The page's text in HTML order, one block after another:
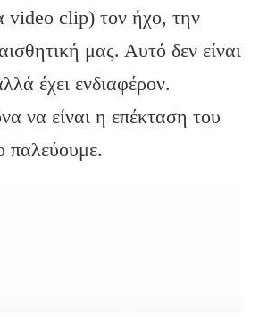
video clip) τον ήχο, την
μας. Αυτό δεν είναι
έχει ενδιαφέρον.
να είναι η επέκταση του
παλεύουμε.